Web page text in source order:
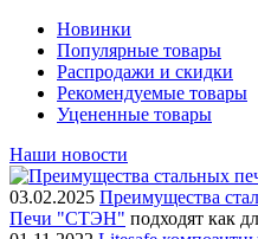
Новинки
Популярные товары
Распродажи и скидки
Рекомендуемые товары
Уцененные товары
Наши новости
03.02.2025 Преимущества
Печи "СТЭН" подходят как